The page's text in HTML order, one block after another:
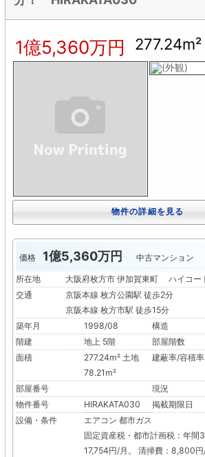
1億5,360万円 277.24m²
物件の詳細を見る
価格 1億5,360万円 中古マンション
所在地
大阪府枚方市 伊加賀東町 ハイコー
交通
京阪本線 枚方公園駅 徒歩2分
京阪本線 枚方市駅 徒歩15分
築年月
1998/08 構造
階建
地上 5階
部屋階数
面積
277.24m² 土地
78.21m²
建蔽率/容積率
部屋番号 現況
物件番号
HIRAKATA030 掲載期限日
設備・条件
エアコン 都市ガス
固定資産税・都市計画税：年間
17,754円/月。 清掃費：8,800